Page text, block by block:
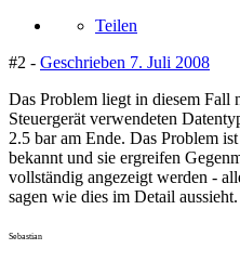
Teilen
#2 - Geschrieben 7. Juli 2008
Das Problem liegt in diesem
Steuergerät verwendeten
2.5 bar am Ende. Das Problem
bekannt und sie ergreifen
vollständig angezeigt werden -
sagen wie dies im Detail aussieht.
Sebastian